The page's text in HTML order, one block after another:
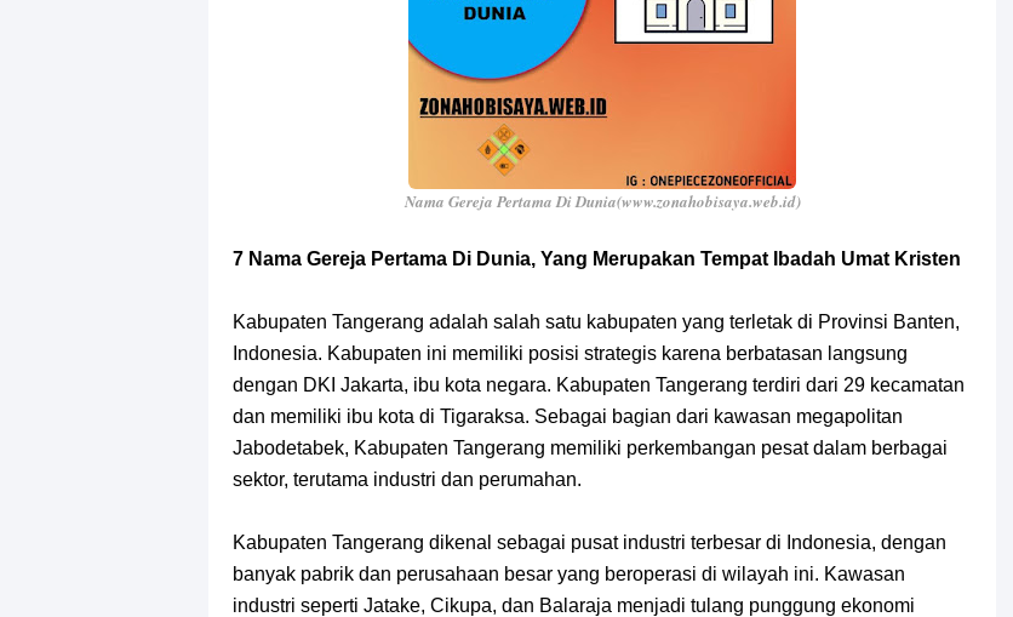
Cara Membuat Linktree Instagram, Sangat Mudah Untuk Kamu Lakukan Sendiri
7 Fakta Gaban One Piece, Orang Yang Telah Memberikan Kunci Borgol Milik Loki
Profil Slamet Rahardjo, Aktor Dengan Peran Penting Dalam Perfilman Indonesia
Cara Bayar Akulaku Lewat Gopay, Sangat Mudah Dan Tidak Ribet Sama Sekali
7 Fakta Queen One Piece, All Star Yang Jadi Penanggung Jawab Penjara Udon
7 Fakta Brook One Piece, Mantan Kapten Yang Poster Bountynya Poster Konser
Arti Bendera Yunani, Negara Yang Terkenal Salah Satu Pusat Peradaban Kuno
Nama Gereja Pertama Di Dunia(www.zonahobisaya.web.id)
7 Nama Gereja Pertama Di Dunia, Yang Merupakan Tempat Ibadah Umat Kristen
Kabupaten Tangerang adalah salah satu kabupaten yang terletak di Provinsi Banten,
Indonesia. Kabupaten ini memiliki posisi strategis karena berbatasan langsung
dengan DKI Jakarta, ibu kota negara. Kabupaten Tangerang terdiri dari 29 kecamatan
dan memiliki ibu kota di Tigaraksa. Sebagai bagian dari kawasan megapolitan
Jabodetabek, Kabupaten Tangerang memiliki perkembangan pesat dalam berbagai
sektor, terutama industri dan perumahan.
Kabupaten Tangerang dikenal sebagai pusat industri terbesar di Indonesia, dengan
banyak pabrik dan perusahaan besar yang beroperasi di wilayah ini. Kawasan
industri seperti Jatake, Cikupa, dan Balaraja menjadi tulang punggung ekonomi